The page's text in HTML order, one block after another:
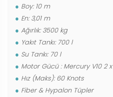
Boy: 10 m
En: 3,01 m
Ağırlık: 3500 kg
Yakıt Tankı: 700 l
Su Tankı: 70 l
Motor Gücü : Mercury V10 2
Hız (Maks): 60 Knots
Fiber & Hypalon Tüpler